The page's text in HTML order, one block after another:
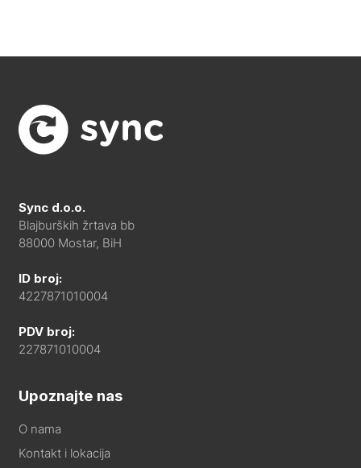
Sync d.o.o.
Blajburških žrtava bb
88000 Mostar, BiH
ID broj:
4227871010004
PDV broj:
227871010004
Upoznajte nas
O nama
Kontakt i lokacija